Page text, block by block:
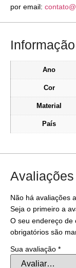
por email:
Ano
Cor
Material
País
Avaliações
Não há avaliações
Seja o primeiro a
O seu endereço de
obrigatórios são
Sua avaliação *